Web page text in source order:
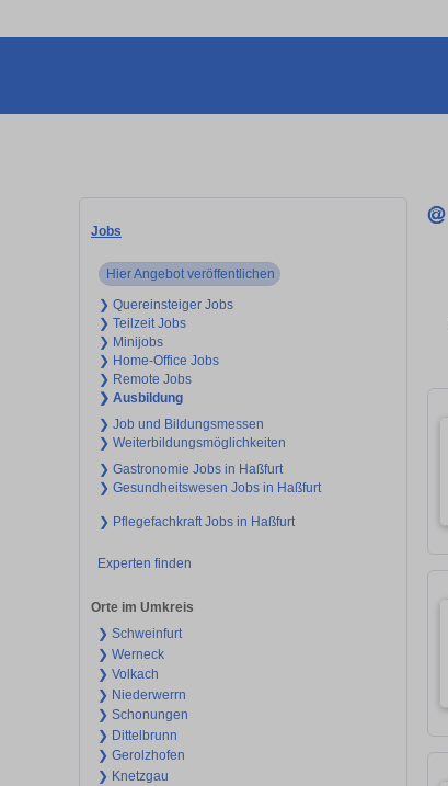
Jobs
Hier Angebot veröffentlichen
❯ Quereinsteiger Jobs
❯ Teilzeit Jobs
❯ Minijobs
❯ Home-Office Jobs
❯ Remote Jobs
❯ Ausbildung
❯ Job und Bildungsmessen
❯ Weiterbildungsmöglichkeiten
❯ Gastronomie Jobs in Haßfurt
❯ Gesundheitswesen Jobs in Haßfurt
❯ Pflegefachkraft Jobs in Haßfurt
Experten finden
Orte im Umkreis
❯ Schweinfurt
❯ Werneck
❯ Volkach
❯ Niederwerrn
❯ Schonungen
❯ Dittelbrunn
❯ Gerolzhofen
❯ Knetzgau